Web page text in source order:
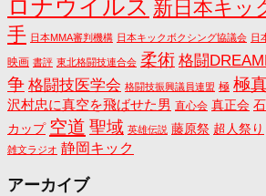
ロナウイルス 新日本キッ
手 日本MMA審判機構 日本キックボクシング協議会 日
映画 書評 東北格闘技連合会 柔術 格闘
争 格闘技医学会 格闘技振興議員連盟 極 極
沢村忠に真空を飛ばせた男 直心会 真正会
カップ 空道 聖域 英雄伝説 藤原祭 超人祭り
雑文ラジオ 静岡キック
アーカイブ